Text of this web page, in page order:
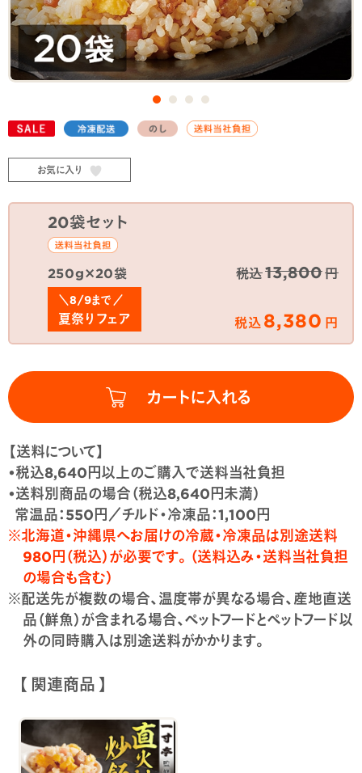
【送料について】
•税込8,640円以上のご購入で送料当社負担
•送料別商品の場合（税込8,640円未満）
常温品：550円／チルド・冷凍品：1,100円
※北海道・沖縄県へお届けの冷蔵・冷凍品は別途送料
980円（税込）が必要です。（送料込み・送料当社負担
の場合も含む）
※配送先が複数の場合、温度帯が異なる場合、産地直送
品（鮮魚）が含まれる場合、ペットフードとペットフード以
外の同時購入は別途送料がかかります。
20袋セット
250g×20袋 税込13,800円
＼8/9まで／
夏祭りフェア 税込8,380 円
お気に入り
【 関連商品 】